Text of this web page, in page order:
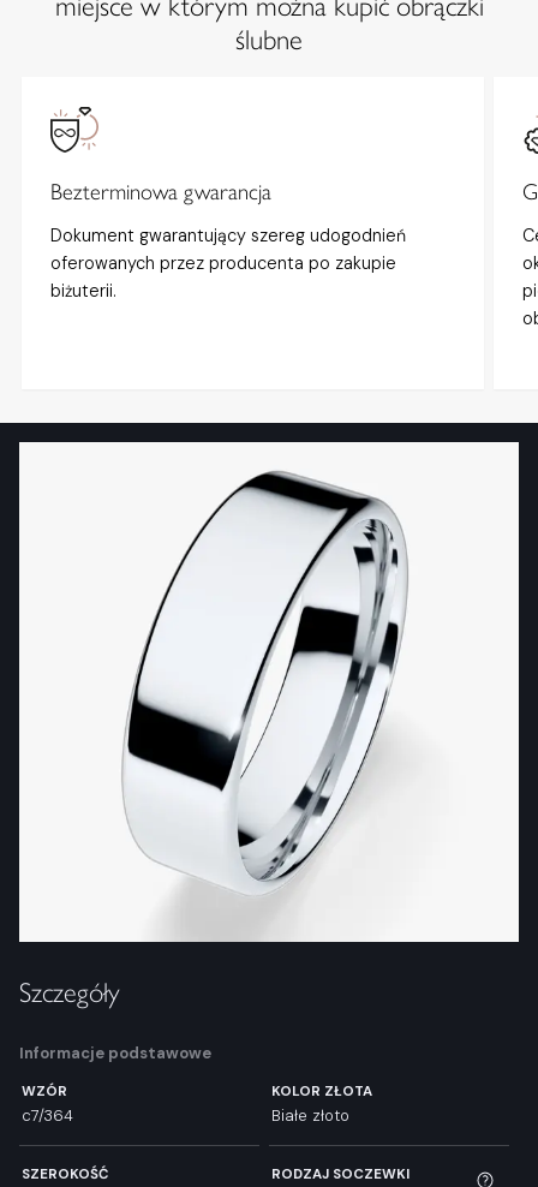
ślubne
Bezterminowa gwarancja
Dokument gwarantujący szereg udogodnień
oferowanych przez producenta po zakupie
biżuterii.
Szczegóły
Informacje podstawowe
WZÓR
c7/364
KOLOR ZŁOTA
Białe złoto
SZEROKOŚĆ RODZAJ SOCZEWKI